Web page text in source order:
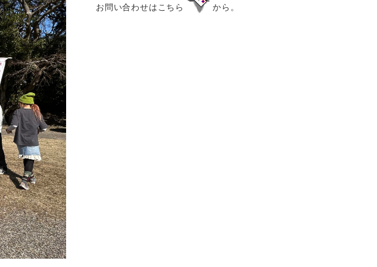
お問い合わせはこちら から。